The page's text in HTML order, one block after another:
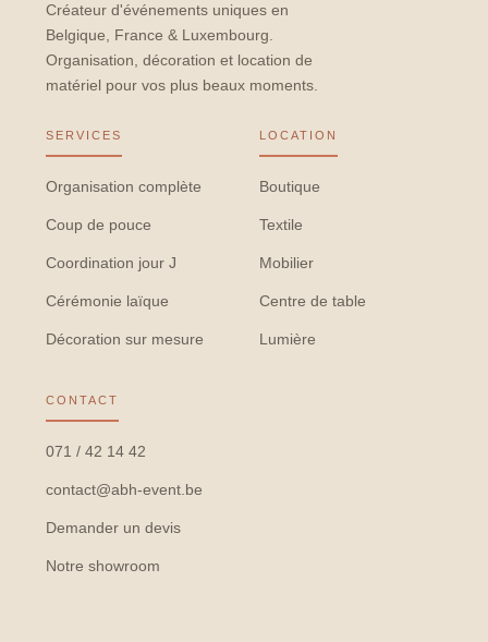
Créateur d'événements uniques en
Belgique, France & Luxembourg.
Organisation, décoration et location de
matériel pour vos plus beaux moments.
SERVICES
Organisation complète
Coup de pouce
Coordination jour J
Cérémonie laïque
Décoration sur mesure
LOCATION
Boutique
Textile
Mobilier
Centre de table
Lumière
CONTACT
071 / 42 14 42
contact@abh-event.be
Demander un devis
Notre showroom